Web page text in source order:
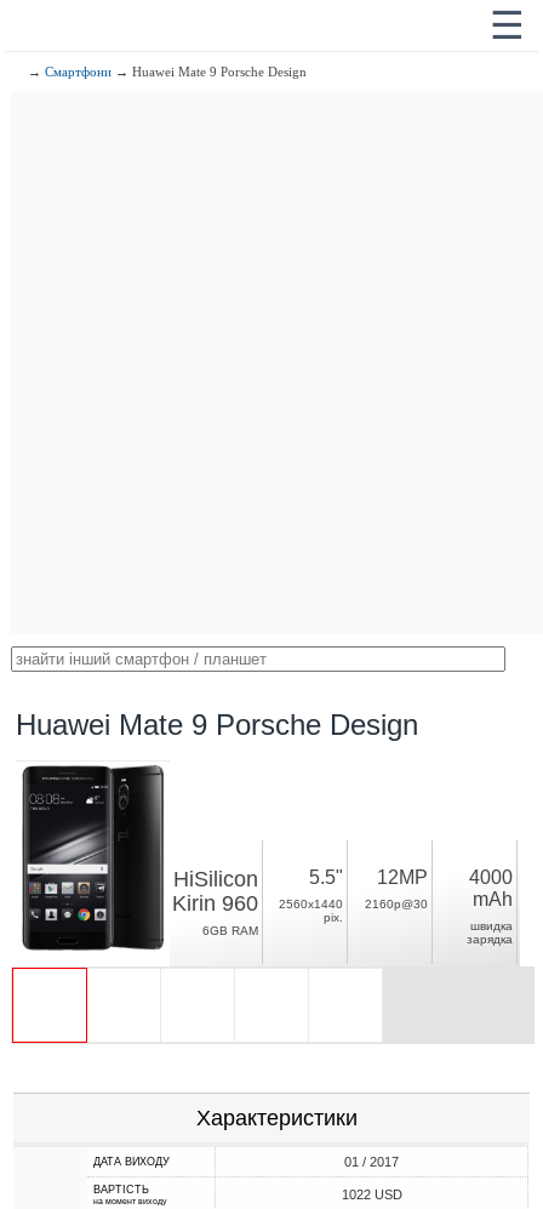
☰
→Смартфони → Huawei Mate 9 Porsche Design
Huawei Mate 9 Porsche Design
HiSilicon
Kirin 960
6GB RAM
5.5"
2560x1440
pix.
12MP
2160p@30
4000
mAh
швидка
зарядка
Характеристики
ДАТА ВИХОДУ 01 / 2017
ВАРТІСТЬ
на момент виходу 1022 USD